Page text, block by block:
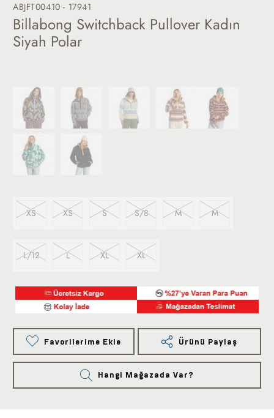
ABJFT00410 - 17941
Billabong Switchback Pullover Kadın
Siyah Polar
XS XS S S/8 M M
L/12 L XL XL
Favorilerime Ekle Ürünü Paylaş
Hangi Mağazada Var?